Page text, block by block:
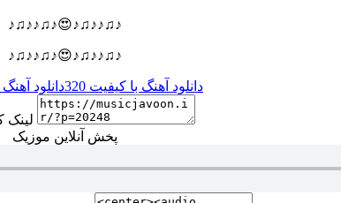
♪♫♪♪♫♪😍♪♫♪♪♫♪
♪♫♪♪♫♪😍♪♫♪♪♫♪
دانلود آهنگ با کیفیت 320 دانلود آهنگ
لینک
پخش آنلاین موزیک